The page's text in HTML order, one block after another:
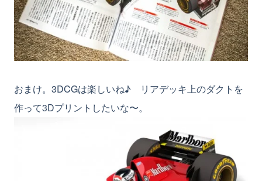
おまけ。3DCGは楽しいね♪ リアデッキ上のダクトを
作って3Dプリントしたいな〜。